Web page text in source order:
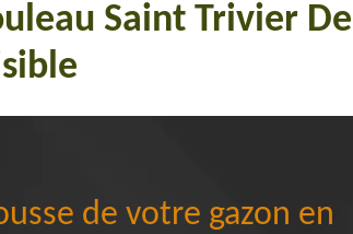
Saint Trivier
de votre gazon en